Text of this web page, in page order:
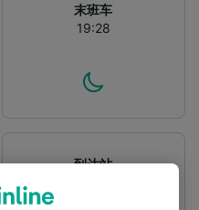
末班车
19:28
到达站